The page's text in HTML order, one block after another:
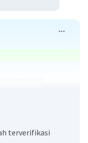
terverifikasi